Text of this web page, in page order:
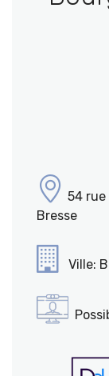
54 rue
Bresse
Ville: